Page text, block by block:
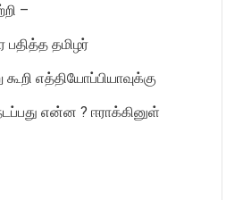
–
தமிழர்
எத்தியோப்பியாவுக்கு
என்ன ? ஈராக்கினுள்